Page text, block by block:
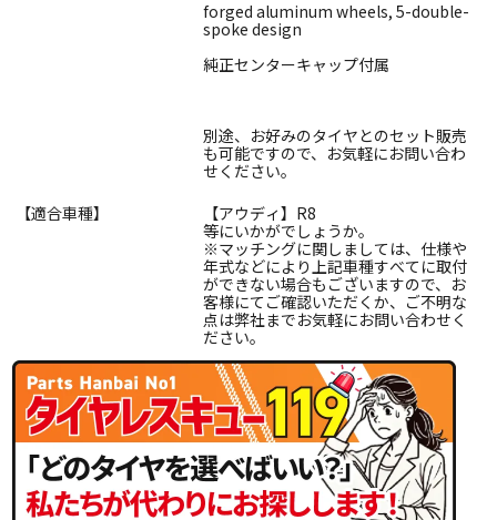
forged aluminum wheels, 5-double-
spoke design
純正センターキャップ付属
別途、お好みのタイヤとのセット販売
も可能ですので、お気軽にお問い合わ
せください。
【適合車種】
【アウディ】R8
等にいかがでしょうか。
※マッチングに関しましては、仕様や
年式などにより上記車種すべてに取付
ができない場合もございますので、お
客様にてご確認いただくか、ご不明な
点は弊社までお気軽にお問い合わせく
ださい。